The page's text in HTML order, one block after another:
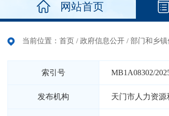
网站首页
当前位置： 首页 / 政府信息公开 / 部门和乡
索引号 MB1A08302/
发布机构 天门市人力资源